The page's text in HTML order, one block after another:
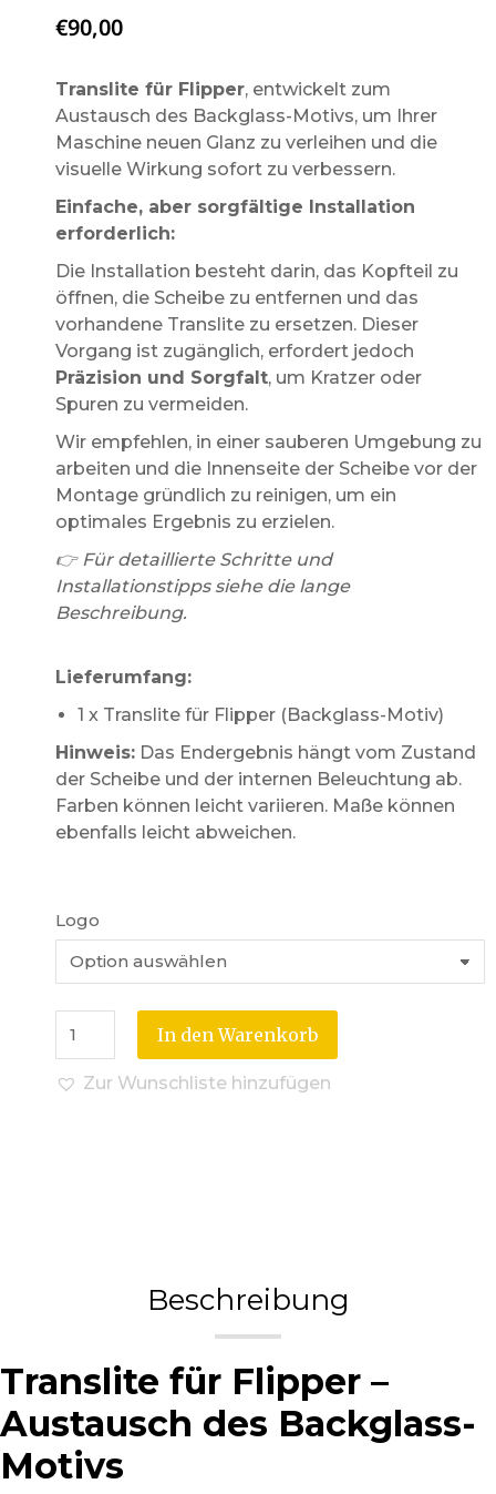
€90,00
Translite für Flipper, entwickelt zum
Austausch des Backglass-Motivs, um Ihrer
Maschine neuen Glanz zu verleihen und die
visuelle Wirkung sofort zu verbessern.
Einfache, aber sorgfältige Installation
erforderlich:
Die Installation besteht darin, das Kopfteil zu
öffnen, die Scheibe zu entfernen und das
vorhandene Translite zu ersetzen. Dieser
Vorgang ist zugänglich, erfordert jedoch
Präzision und Sorgfalt, um Kratzer oder
Spuren zu vermeiden.
Wir empfehlen, in einer sauberen Umgebung zu
arbeiten und die Innenseite der Scheibe vor der
Montage gründlich zu reinigen, um ein
optimales Ergebnis zu erzielen.
👉 Für detaillierte Schritte und
Installationstipps siehe die lange
Beschreibung.
Lieferumfang:
1 x Translite für Flipper (Backglass-Motiv)
Hinweis: Das Endergebnis hängt vom Zustand
der Scheibe und der internen Beleuchtung ab.
Farben können leicht variieren. Maße können
ebenfalls leicht abweichen.
Logo
In den Warenkorb
Zur Wunschliste hinzufügen
Beschreibung
Translite für Flipper –
Austausch des Backglass-
Motivs